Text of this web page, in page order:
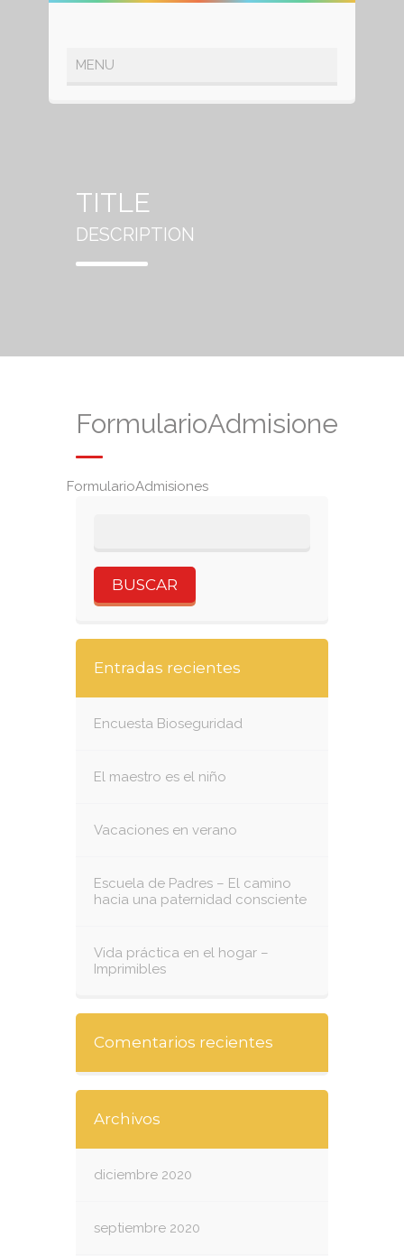
TITLE
DESCRIPTION
FormularioAdmisiones
FormularioAdmisiones
Entradas recientes
Encuesta Bioseguridad
El maestro es el niño
Vacaciones en verano
Escuela de Padres – El camino
hacia una paternidad consciente
Vida práctica en el hogar –
Imprimibles
Comentarios recientes
Archivos
diciembre 2020
septiembre 2020